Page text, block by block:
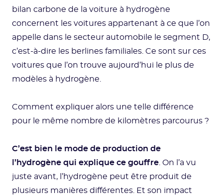
bilan carbone de la voiture à hydrogène
concernent les voitures appartenant à ce que l’on
appelle dans le secteur automobile le segment D,
c’est-à-dire les berlines familiales. Ce sont sur ces
voitures que l’on trouve aujourd’hui le plus de
modèles à hydrogène.
Comment expliquer alors une telle différence
pour le même nombre de kilomètres parcourus ?
C’est bien le mode de production de
l’hydrogène qui explique ce gouffre . On l’a vu
juste avant, l’hydrogène peut être produit de
plusieurs manières différentes. Et son impact